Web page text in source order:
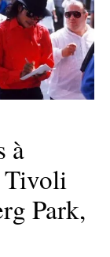
à
Tivoli
Park,